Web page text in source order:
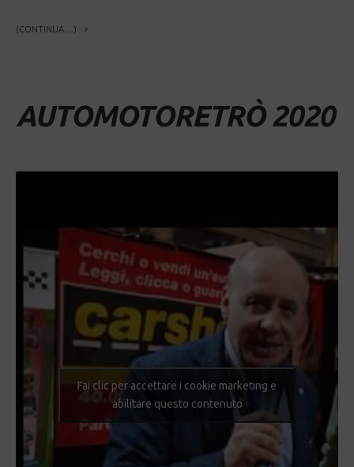
(CONTINUA....)
AUTOMOTORETRÒ 2020
Fai clic per accettare i cookie marketing e
abilitare questo contenuto